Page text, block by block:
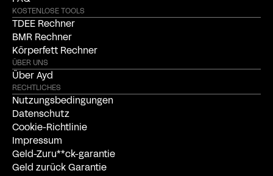
KOSTENLOSE TOOLS
TDEE Rechner
BMR Rechner
Körperfett Rechner
ÜBER UNS
Über Ayd
RECHTLICHES
Nutzungsbedingungen
Datenschutz
Cookie-Richtlinie
Impressum
Geld-Zuru**ck-garantie
Geld zurück Garantie